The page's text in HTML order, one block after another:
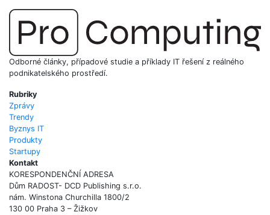
Odborné články, případové studie a příklady IT řešení z reálného
podnikatelského prostředí.
Rubriky
Zprávy
Trendy
Byznys IT
Produkty
Startupy
Kontakt
KORESPONDENČNÍ ADRESA
Dům RADOST- DCD Publishing s.r.o.
nám. Winstona Churchilla 1800/2
130 00 Praha 3 – Žižkov